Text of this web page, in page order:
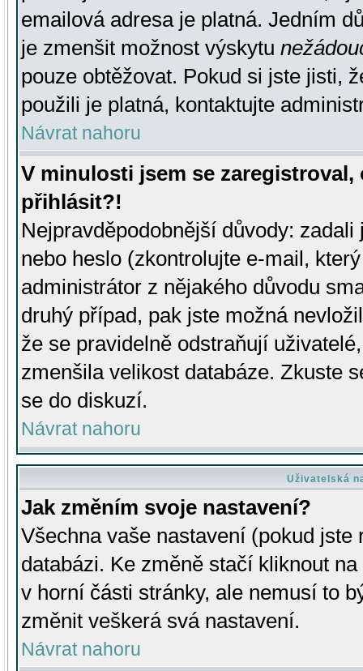
emailová adresa je platná. Jedním
je zmenšit možnost výskytu
pouze obtěžovat. Pokud si jste jisti,
použili je platná, kontaktujte
Návrat nahoru
V minulosti jsem se
přihlásit?!
Nejpravděpodobnější důvody:
nebo heslo (zkontrolujte e-mail,
administrátor z nějakého důvodu
druhý případ, pak jste možná
že se pravidelně odstraňují
zmenšila velikost databáze. Zkuste
se do diskuzí.
Návrat nahoru
Uživatelská
Jak změním svoje nastavení?
Všechna vaše nastavení (pokud
databázi. Ke změně stačí kliknout
v horní části stránky, ale nemusí to
změnit veškerá svá nastavení.
Návrat nahoru